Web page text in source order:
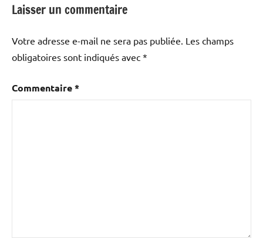
Laisser un commentaire
Votre adresse e-mail ne sera pas publiée. Les champs
obligatoires sont indiqués avec *
Commentaire*